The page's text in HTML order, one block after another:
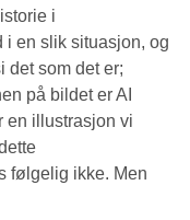
i
i en slik situasjon, og
det som det er;
på bildet er AI
en illustrasjon vi
følgelig ikke. Men